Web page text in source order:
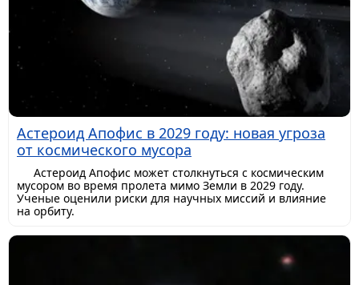
Астероид Апофис в 2029 году: новая угроза
от космического мусора
Астероид Апофис может столкнуться с космическим
мусором во время пролета мимо Земли в 2029 году.
Ученые оценили риски для научных миссий и влияние
на орбиту.